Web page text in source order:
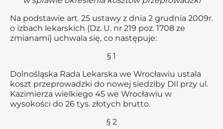
Na podstawie art. 25 ustawy z dnia 2 grudnia 2009r.
o izbach lekarskich (Dz. U. nr 219 poz. 1708 ze
zmianami) uchwala się, co następuje:
§ 1
Dolnośląska Rada Lekarska we Wrocławiu ustala
koszt przeprowadzki do nowej siedziby DIl przy ul.
Kazimierza wielkiego 45 we Wrocławiu w
wysokości do 26 tys. złotych brutto.
§ 2